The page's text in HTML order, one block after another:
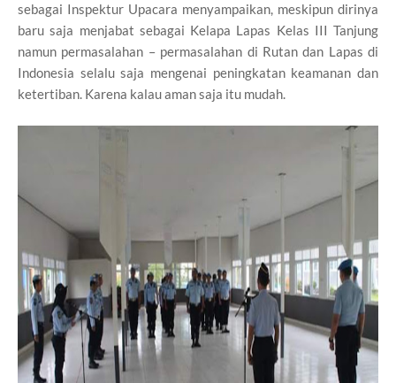
sebagai Inspektur Upacara menyampaikan, meskipun dirinya
baru saja menjabat sebagai Kelapa Lapas Kelas III Tanjung
namun permasalahan – permasalahan di Rutan dan Lapas di
Indonesia selalu saja mengenai peningkatan keamanan dan
ketertiban. Karena kalau aman saja itu mudah.